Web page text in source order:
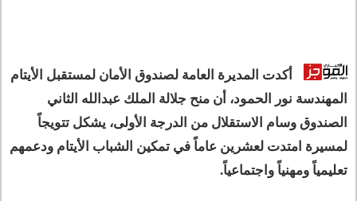
أكدت المديرة العامة لصندوق الأمان لمستقبل الأيتام
المهندسة نور الحمود، أن منح جلالة الملك عبدالله الثاني
الصندوق وسام الاستقلال من الدرجة الأولى، يشكل تتويجاً
لمسيرة امتدت لعشرين عاماً في تمكين الشباب الأيتام ودعمهم
تعليمياً ومهنياً واجتماعياً.